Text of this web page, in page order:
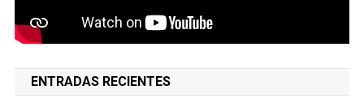
ENTRADAS RECIENTES